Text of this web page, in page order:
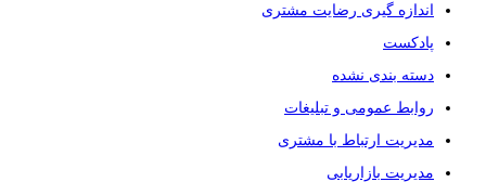
اندازه گیری رضایت مشتری
پادکست
دسته بندی نشده
روابط عمومی و تبلیغات
مدیریت ارتباط با مشتری
مدیریت بازاریابی